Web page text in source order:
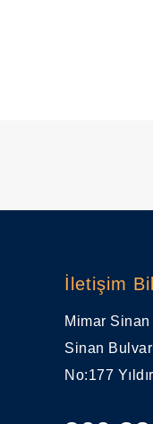
İletişim
Mimar
Sinan
No:177